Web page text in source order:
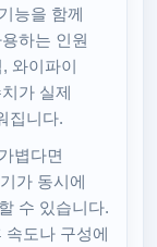
능을 함께
하는 인원
와이파이
가 실제
집니다.
볍다면
가 동시에
수 있습니다.
속도나 구성에